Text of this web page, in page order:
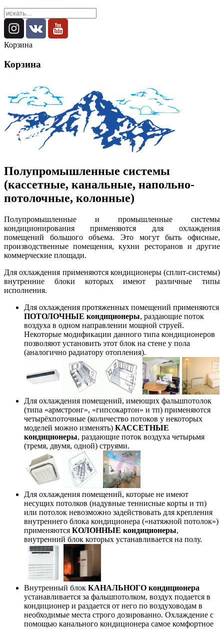
Корзина
Корзина
Полупромышленные системы
(кассетные, канальные, напольно-
потолочные, колонные)
Полупромышленные и промышленные системы
кондиционирования применяются для охлаждения
помещений большого объема. Это могут быть офисные,
производственные помещения, кухни ресторанов и другие
коммерческие площади.
Для охлаждения применяются кондиционеры (сплит-системы)
внутренние блоки которых имеют различные типы
исполнения.
Для охлаждения протяженных помещений применяются
ПОТОЛОЧНЫЕ кондиционеры, раздающие поток
воздуха в одном направлении мощной струей.
Некоторые модификации данного типа кондиционеров
позволяют установить этот блок на стене у пола
(аналогично радиатору отопления).
Для охлаждения помещений, имеющих фальшпотолок
(типа «армстронг», «гипсокартон» и тп) применяются
четырёхпоточные (количество потоков у некоторых
моделей можно изменять) КАССЕТНЫЕ
кондиционеры, раздающие поток воздуха четырьмя
(тремя, двумя, одной) струями.
Для охлаждения помещений, которые не имеют
несущих потолков (надувные теннисные корты и тп)
или потолок невозможно задействовать для крепления
внутреннего блока кондиционера («натяжной потолок»)
применяются КОЛОННЫЕ кондиционеры,
внутренний блок которых устанавливается на полу.
Внутренный блок КАНАЛЬНОГО кондиционера
устанавливается за фальшпотолком, воздух подается в
кондиционер и раздается от него по воздуховодам в
необходимые места строго дозированно. Охлаждение с
помощью канального кондиционера самое комфортное